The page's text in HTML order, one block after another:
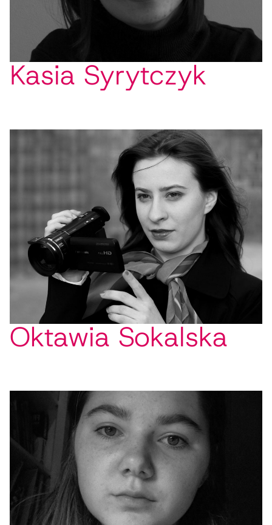
Kasia Syrytczyk
Oktawia Sokalska